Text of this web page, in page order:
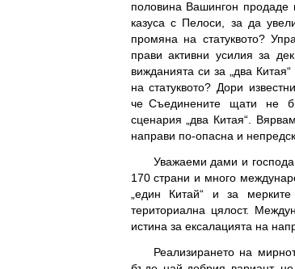
половина Вашингон продаде
казуса с Пелоси, за да
промяна на статуквото?
прави активни усилия за
вижданията си за „два
на статуквото? Дори
че Съединените щати не
сценария „два Китая“.
направи по-опасна и
Уважаеми дами и
170 страни и много
„един Китай“ и за
териториална цялост.
истина за ексалацията на
Реализирането на